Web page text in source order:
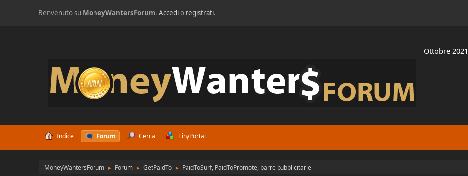
Benvenuto su MoneyWantersForum.Accedio registrati.
Ottobre
Indice Forum Cerca TinyPortal
MoneyWantersForum ► Forum ► GetPaidTo ► PaidToSurf, PaidToPromote, barre pubblicitarie